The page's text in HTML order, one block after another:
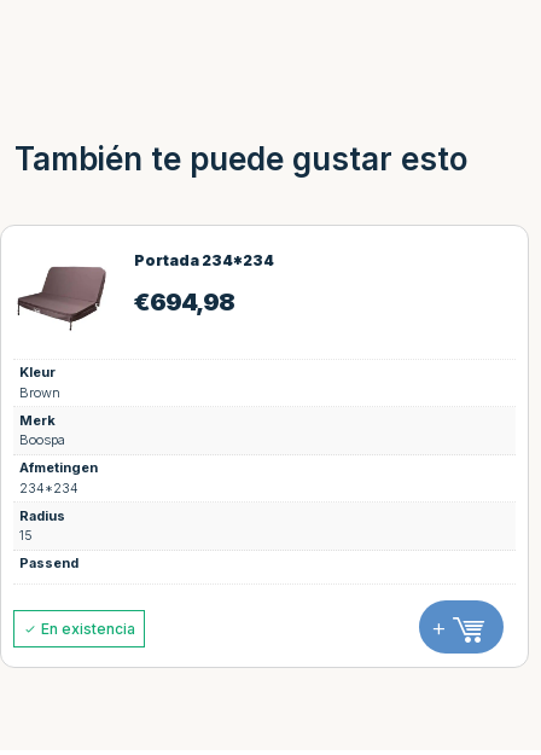
También te puede gustar esto
Portada 234*234
€694,98
Kleur
Brown
Merk
Boospa
Afmetingen
234*234
Radius
15
Passend
En existencia +